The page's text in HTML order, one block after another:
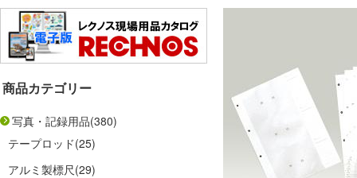
商品カテゴリー
写真・記録用品(380)
テープロッド(25)
アルミ製標尺(29)